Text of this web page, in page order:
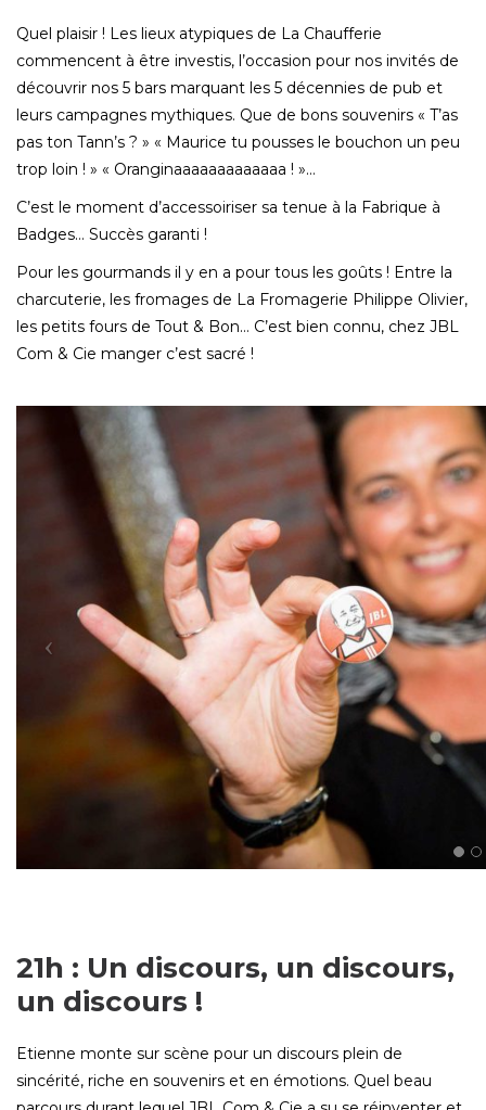
Quel plaisir ! Les lieux atypiques de La Chaufferie
commencent à être investis, l’occasion pour nos invités de
découvrir nos 5 bars marquant les 5 décennies de pub et
leurs campagnes mythiques. Que de bons souvenirs « T’as
pas ton Tann’s ? » « Maurice tu pousses le bouchon un peu
trop loin ! » « Oranginaaaaaaaaaaaaa ! »…
C’est le moment d’accessoiriser sa tenue à la Fabrique à
Badges… Succès garanti !
Pour les gourmands il y en a pour tous les goûts ! Entre la
charcuterie, les fromages de La Fromagerie Philippe Olivier,
les petits fours de Tout & Bon… C’est bien connu, chez JBL
Com & Cie manger c’est sacré !
21h : Un discours, un discours,
un discours !
Etienne monte sur scène pour un discours plein de
sincérité, riche en souvenirs et en émotions. Quel beau